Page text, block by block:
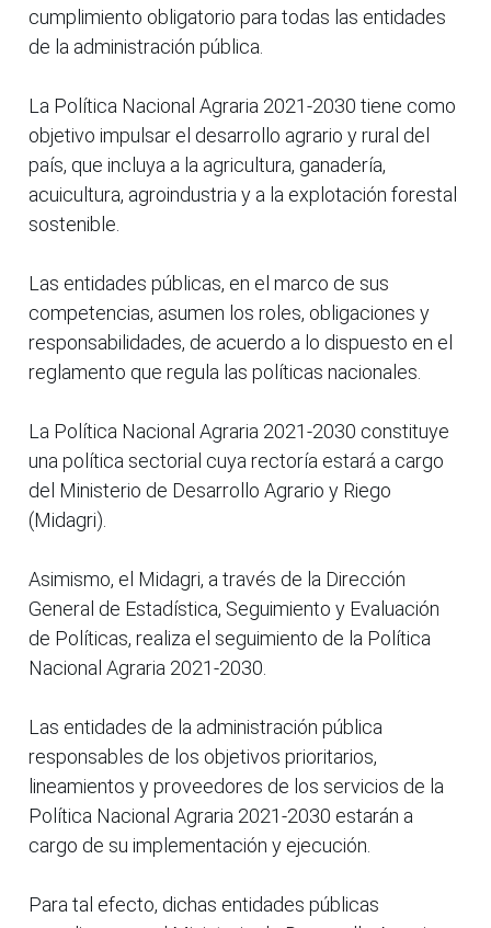
cumplimiento obligatorio para todas las entidades
de la administración pública.
La Política Nacional Agraria 2021-2030 tiene como
objetivo impulsar el desarrollo agrario y rural del
país, que incluya a la agricultura, ganadería,
acuicultura, agroindustria y a la explotación forestal
sostenible.
Las entidades públicas, en el marco de sus
competencias, asumen los roles, obligaciones y
responsabilidades, de acuerdo a lo dispuesto en el
reglamento que regula las políticas nacionales.
La Política Nacional Agraria 2021-2030 constituye
una política sectorial cuya rectoría estará a cargo
del Ministerio de Desarrollo Agrario y Riego
(Midagri).
Asimismo, el Midagri, a través de la Dirección
General de Estadística, Seguimiento y Evaluación
de Políticas, realiza el seguimiento de la Política
Nacional Agraria 2021-2030.
Las entidades de la administración pública
responsables de los objetivos prioritarios,
lineamientos y proveedores de los servicios de la
Política Nacional Agraria 2021-2030 estarán a
cargo de su implementación y ejecución.
Para tal efecto, dichas entidades públicas